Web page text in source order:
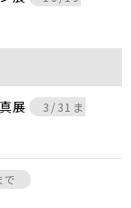
展
3/31ま